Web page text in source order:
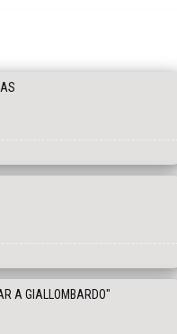
A GIALLOMBARDO"